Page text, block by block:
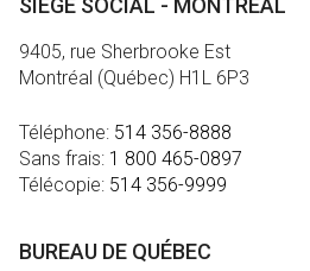
SIÈGE SOCIAL - MONTRÉAL
9405, rue Sherbrooke Est
Montréal (Québec) H1L 6P3
Téléphone: 514 356-8888
Sans frais: 1 800 465-0897
Télécopie: 514 356-9999
BUREAU DE QUÉBEC